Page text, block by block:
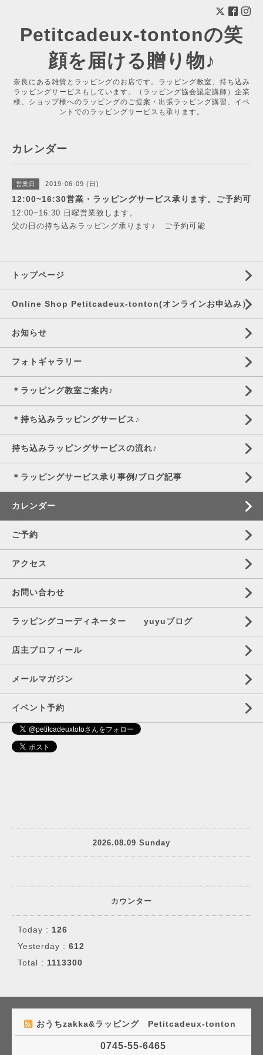
Petitcadeux-tontonの笑
顔を届ける贈り物♪
奈良にある雑貨とラッピングのお店です。ラッピング教室、持ち込み
ラッピングサービスもしています。（ラッピング協会認定講師）企業
様、ショップ様へのラッピングのご提案・出張ラッピング講習、イベ
ントでのラッピングサービスも承ります。
カレンダー
営業日 2019-06-09 (日)
12:00~16:30営業・ラッピングサービス承ります。ご予約可
12:00~16:30 日曜営業致します。
父の日の持ち込みラッピング承ります♪ ご予約可能
トップページ
Online Shop Petitcadeux-tonton(オンラインお申込み）
お知らせ
フォトギャラリー
＊ラッピング教室ご案内♪
＊持ち込みラッピングサービス♪
持ち込みラッピングサービスの流れ♪
＊ラッピングサービス承り事例/ブログ記事
カレンダー
ご予約
アクセス
お問い合わせ
ラッピングコーディネーター yuyuブログ
店主プロフィール
メールマガジン
イベント予約
2026.08.09 Sunday
カウンター
Today : 126
Yesterday : 612
Total : 1113300
おうちzakka&ラッピング Petitcadeux-tonton
0745-55-6465